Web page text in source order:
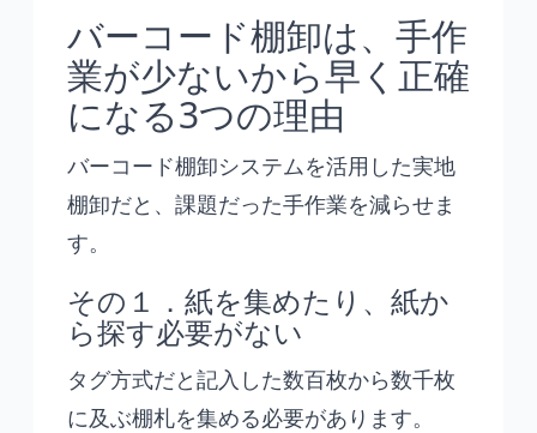
バーコード棚卸は、手作
業が少ないから早く正確
になる3つの理由
バーコード棚卸システムを活用した実地
棚卸だと、課題だった手作業を減らせま
す。
その１．紙を集めたり、紙か
ら探す必要がない
タグ方式だと記入した数百枚から数千枚
に及ぶ棚札を集める必要があります。